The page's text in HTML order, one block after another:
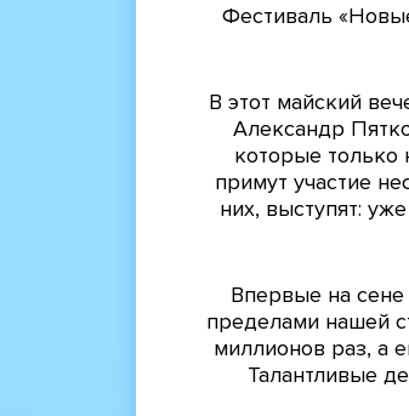
Фестиваль
В этот майский
Александр
которые только
примут участие
них, выступят:
Впервые на сене
пределами нашей
миллионов раз, а
Талантливые